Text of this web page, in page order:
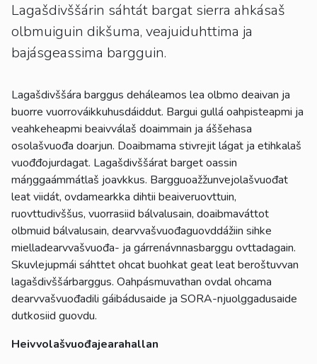
Lagašdivššárin sáhtát bargat sierra ahkásaš
olbmuiguin dikšuma, veajuiduhttima ja
bajásgeassima bargguin.
Lagašdivššára barggus deháleamos lea olbmo deaivan ja
buorre vuorrováikkuhusdáiddut. Bargui gullá oahpisteapmi ja
veahkeheapmi beaivválaš doaimmain ja áššehasa
osolašvuođa doarjun. Doaibmama stivrejit lágat ja etihkalaš
vuođđojurdagat. Lagašdivššárat barget oassin
máŋggaámmátlaš joavkkus. Bargguoažžunvejolašvuođat
leat viidát, ovdamearkka dihtii beaiveruovttuin,
ruovttudivššus, vuorrasiid bálvalusain, doaibmaváttot
olbmuid bálvalusain, dearvvašvuođaguovddážiin sihke
mielladearvvašvuođa- ja gárrenávnnasbarggu ovttadagain.
Skuvlejupmái sáhttet ohcat buohkat geat leat beroštuvvan
lagašdivššárbarggus. Oahpásmuvathan ovdal ohcama
dearvvašvuođadili gáibádusaide ja SORA-njuolggadusaide
dutkosiid guovdu.
Heivvolašvuođajearahallan